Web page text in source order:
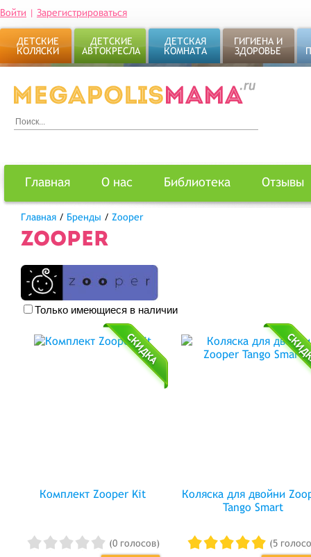
Войти | Зарегистрироваться
ДЕТСКИЕ
КОЛЯСКИ
ДЕТСКИЕ
АВТОКРЕСЛА
ДЕТСКАЯ
КОМНАТА
ГИГИЕНА И
ЗДОРОВЬЕ
Главная О нас Библиотека Отзывы
Главная / Бренды / Zooper
ZOOPER
Только имеющиеся в наличии
Комплект Zooper Kit
(0 голосов)
Коляска для двойни
Tango Smart
(5